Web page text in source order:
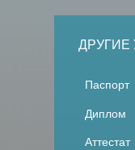
ДРУГИЕ
Паспорт
Диплом
Аттестат